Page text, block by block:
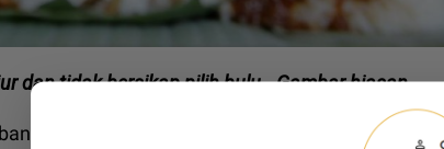
dan tidak bersikap pilih bulu. -Gambar hiasan
sikit dari yang pertama. Akak gerai tu cakap